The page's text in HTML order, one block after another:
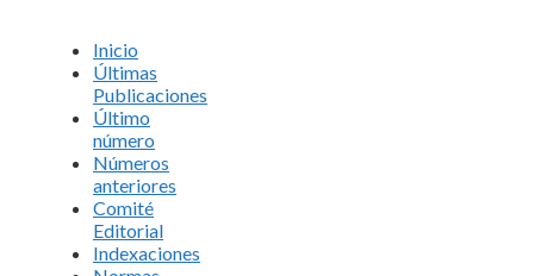
Inicio
Últimas
Publicaciones
Último
número
Números
anteriores
Comité
Editorial
Indexaciones